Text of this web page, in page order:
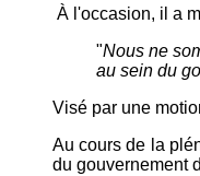
À l'occasion, il a
"Nous ne
au sein du
Visé par une
Au cours de la
du gouvernement